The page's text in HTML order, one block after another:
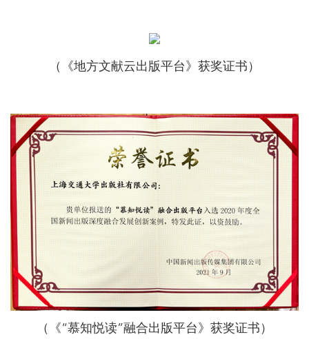
（《地方文献云出版平台》获奖证书）
（《“慕知悦读”融合出版平台》获奖证书）